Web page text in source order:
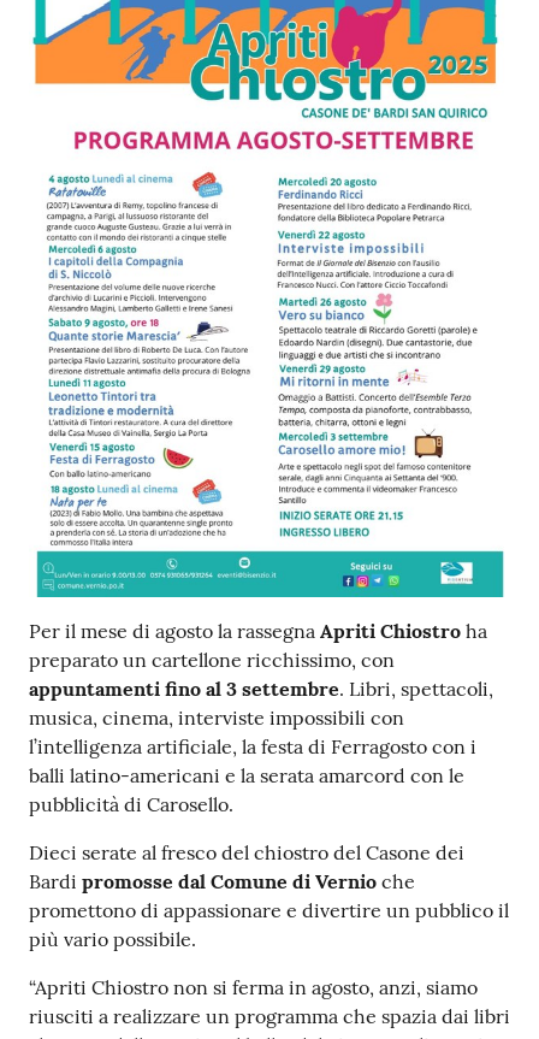
Contenuto
Per il mese di agosto la rassegna Apriti Chiostro ha
preparato un cartellone ricchissimo, con
appuntamenti fino al 3 settembre. Libri, spettacoli,
musica, cinema, interviste impossibili con
l’intelligenza artificiale, la festa di Ferragosto con i
balli latino-americani e la serata amarcord con le
pubblicità di Carosello.
Dieci serate al fresco del chiostro del Casone dei
Bardi promosse dal Comune di Vernio che
promettono di appassionare e divertire un pubblico il
più vario possibile.
“Apriti Chiostro non si ferma in agosto, anzi, siamo
riusciti a realizzare un programma che spazia dai libri